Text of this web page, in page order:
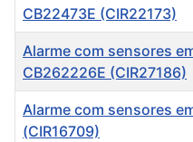
CB22473E (CIR22173)
Alarme com sensores
CB262226E (CIR27186)
Alarme com sensores
(CIR16709)